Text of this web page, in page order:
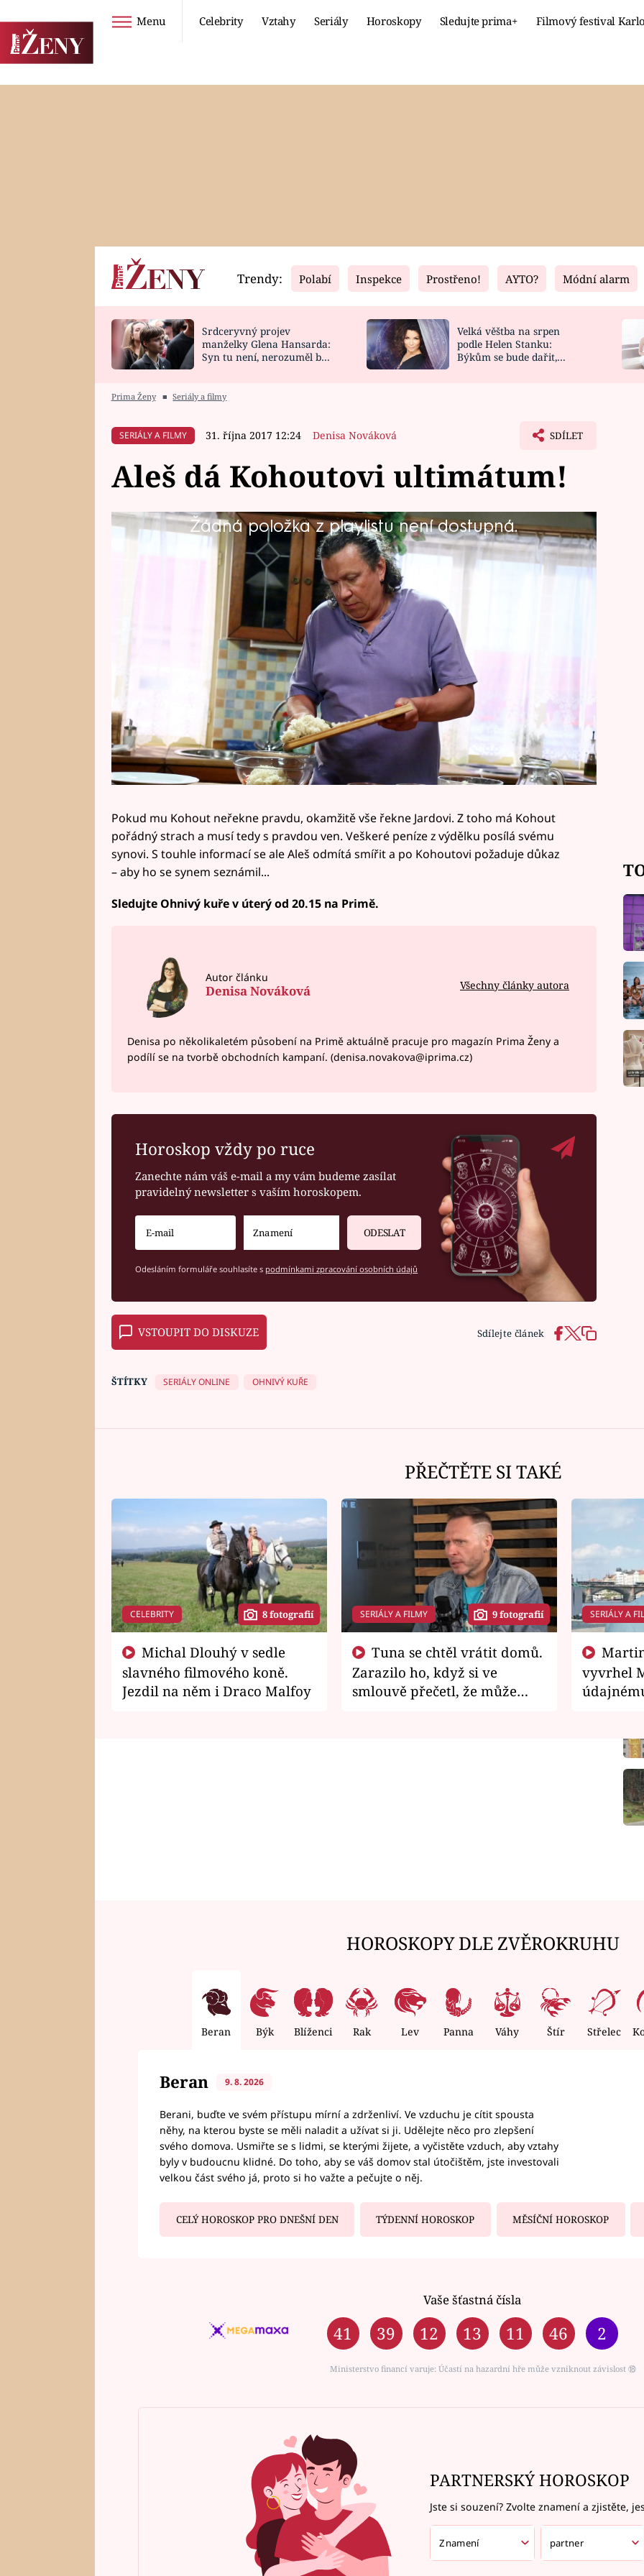
Menu Celebrity Vztahy Seriály Horoskopy Sledujte prima+ Filmový festival
Horoskopy
HOROSKOP NA
Video
CELEBRITY
VAŘENÍ
Fresh
NOVINKY
VIDEORECEPTY
Living
DESIGN
Trendy: Polabí Inspekce Prostřeno! AYTO? Módní alarm
Srdceryvný projev
manželky Glena Hansarda:
Syn tu není, nerozuměl by
Velká věštba na srpen
podle Helen Stanku:
Býkům se bude dařit,
Prima Ženy ■ Seriály a filmy
SERIÁLY A FILMY 31. října 2017 12:24 Denisa Nováková SDÍLET
Aleš dá Kohoutovi ultimátum!
Žádná položka z playlistu není dostupná.
Když se Aleš dozvěděl, jak to je s podnikáním Kohouta a Aleny a jeho
genetického materiálu, chce také vědět, proč to Kohout a Alena dělali.
Pokud mu Kohout neřekne pravdu, okamžitě vše řekne Jardovi. Z toho má Kohout
pořádný strach a musí tedy s pravdou ven. Veškeré peníze z výdělku posílá svému
synovi. S touhle informací se ale Aleš odmítá smířit a po Kohoutovi požaduje důkaz
– aby ho se synem seznámil...
Sledujte Ohnivý kuře v úterý od 20.15 na Primě.
Autor článku
Denisa Nováková Všechny články autora
Denisa po několikaletém působení na Primě aktuálně pracuje pro magazín Prima Ženy a
podílí se na tvorbě obchodních kampaní. (denisa.novakova@iprima.cz)
Horoskop vždy po ruce
Zanechte nám váš e-mail a my vám budeme zasílat
pravidelný newsletter s vaším horoskopem.
ODESLAT
Odesláním formuláře souhlasíte s podmínkami zpracování osobních údajů
VSTOUPIT DO DISKUZE Sdílejte článek
ŠTÍTKY SERIÁLY ONLINE OHNIVÝ KUŘE
PŘEČTĚTE SI TAKÉ
CELEBRITY 8 fotografií
slavného filmového koně.
Jezdil na něm i Draco Malfoy
SERIÁLY A FILMY 9 fotografií
Zarazilo ho, když si ve
smlouvě přečetl, že může
SERIÁLY A
vyvrhel
HOROSKOPY DLE ZVĚROKRUHU
Beran Býk Blíženci Rak Lev Panna Váhy Štír Střelec
Beran 9. 8. 2026
Berani, buďte ve svém přístupu mírní a zdrženliví. Ve vzduchu je cítit spousta
něhy, na kterou byste se měli naladit a užívat si ji. Udělejte něco pro zlepšení
svého domova. Usmiřte se s lidmi, se kterými žijete, a vyčistěte vzduch, aby vztahy
byly v budoucnu klidné. Do toho, aby se váš domov stal útočištěm, jste investovali
velkou část svého já, proto si ho važte a pečujte o něj.
CELÝ HOROSKOP PRO DNEŠNÍ DEN TÝDENNÍ HOROSKOP MĚSÍČNÍ HOROSKOP
Vaše šťastná čísla
41 39 12 13 11 46 2
Ministerstvo financí varuje: Účastí na hazardní hře může vzniknout závislost ⑱
PARTNERSKÝ HOROSKOP
Jste si souzení? Zvolte znamení a zjistěte,